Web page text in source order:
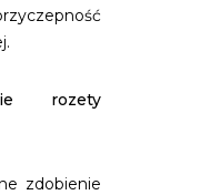
rozety
zdobienie